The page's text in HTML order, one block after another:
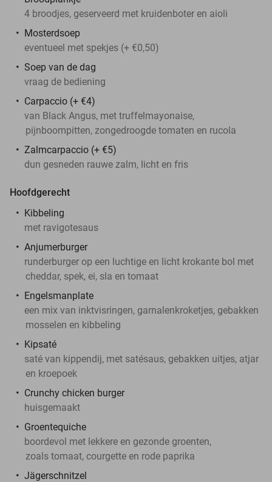
4 broodjes, geserveerd met kruidenboter en aioli
Mosterdsoep
eventueel met spekjes (+ €0,50)
Soep van de dag
vraag de bediening
Carpaccio (+ €4)
van Black Angus, met truffelmayonaise,
pijnboompitten, zongedroogde tomaten en rucola
Zalmcarpaccio (+ €5)
dun gesneden rauwe zalm, licht en fris
Hoofdgerecht
Kibbeling
met ravigotesaus
Anjumerburger
runderburger op een luchtige en licht krokante bol met
cheddar, spek, ei, sla en tomaat
Engelsmanplate
een mix van inktvisringen, garnalenkroketjes, gebakken
mosselen en kibbeling
Kipsaté
saté van kippendij, met satésaus, gebakken uitjes, atjar
en kroepoek
Crunchy chicken burger
huisgemaakt
Groentequiche
boordevol met lekkere en gezonde groenten,
zoals tomaat, courgette en rode paprika
Jägerschnitzel